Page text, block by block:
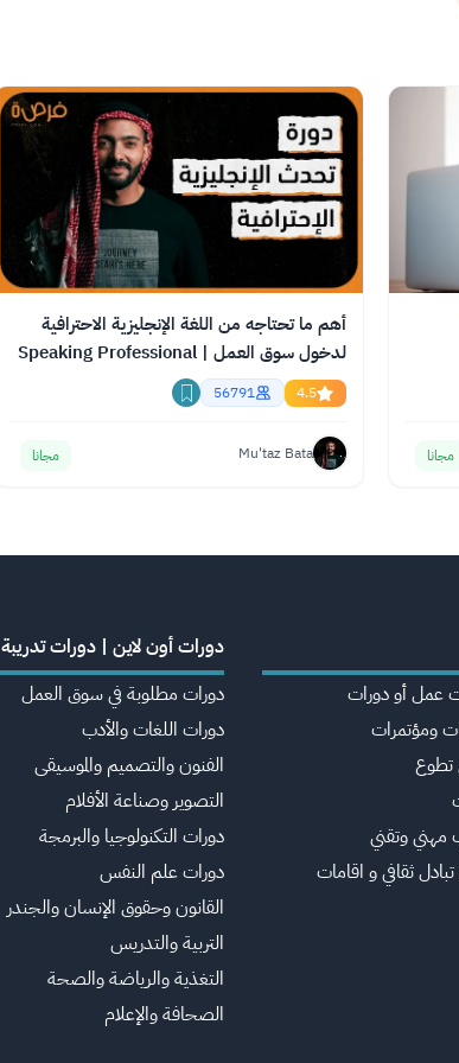
مجانا
أهم ما تحتاجه من اللغة الإنجليزية الاحترافية
لدخول سوق العمل | Speaking Professional
English
4.5
56791
Mu'taz Bata مجانا
عمل أو دورات
ومؤتمرات
مهني وتقني
ثقافي و اقامات
دورات أون لاين | دورات تدريبة
دورات مطلوبة في سوق العمل
دورات اللغات والأدب
الفنون والتصميم والموسيقى
التصوير وصناعة الأفلام
دورات التكنولوجيا والبرمجة
دورات علم النفس
القانون وحقوق الإنسان والجندر
التربية والتدريس
التغذية والرياضة والصحة
الصحافة والإعلام